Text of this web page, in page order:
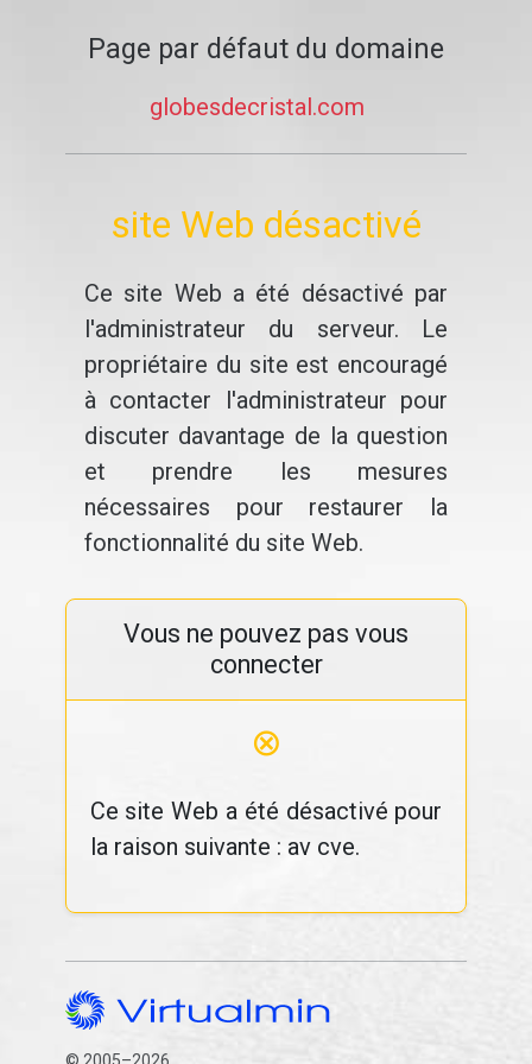
Page par défaut du domaine
globesdecristal.com
site Web désactivé
Ce site Web a été désactivé par
l'administrateur du serveur. Le
propriétaire du site est encouragé
à contacter l'administrateur pour
discuter davantage de la question
et prendre les mesures
nécessaires pour restaurer la
fonctionnalité du site Web.
Vous ne pouvez pas vous
connecter
⊗
Ce site Web a été désactivé pour
la raison suivante : av cve.